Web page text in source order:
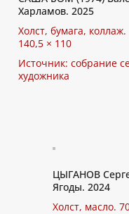
Харламов. 2025
Холст, бумага, коллаж.
140,5 × 110
Источник: собрание
художника
ЦЫГАНОВ
Ягоды. 2024
Холст, масло.